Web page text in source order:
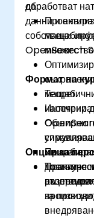
обработват
данни и
собствени
OpenSearch
да:
мащаб.
Прилагат
Формат на
насочени
Обширни
Опции за
Този курс
за